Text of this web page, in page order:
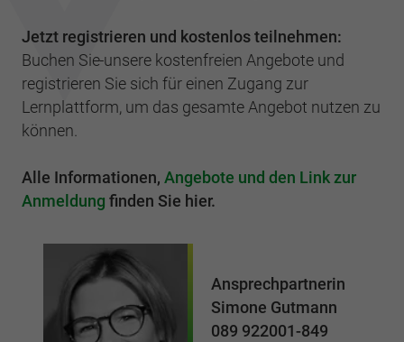
Jetzt registrieren und kostenlos teilnehmen:
Buchen Sieunsere kostenfreien Angebote und
registrieren Sie sich für einen Zugang zur
Lernplattform, um das gesamte Angebot nutzen zu
können.
Alle Informationen, Angebote und den Link zur
Anmeldung finden Sie hier.
Ansprechpartnerin
Simone Gutmann
089 922001-849